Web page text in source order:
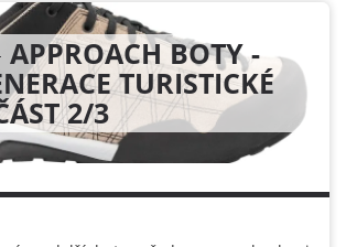
APPROACH BOTY -
TURISTICKÉ
2/3